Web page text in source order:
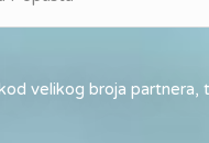
velikog broja